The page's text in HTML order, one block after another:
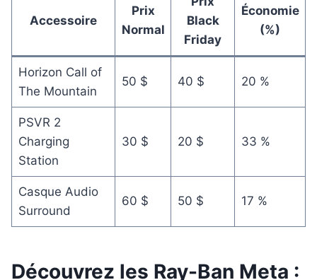
Accessoire
Prix
Normal
Black
Friday
Économie
(%)
Horizon Call of
The Mountain
50 $ 40 $ 20 %
PSVR 2
Charging
Station
30 $ 20 $ 33 %
Casque Audio
Surround
60 $ 50 $ 17 %
Découvrez les Ray-Ban Meta :